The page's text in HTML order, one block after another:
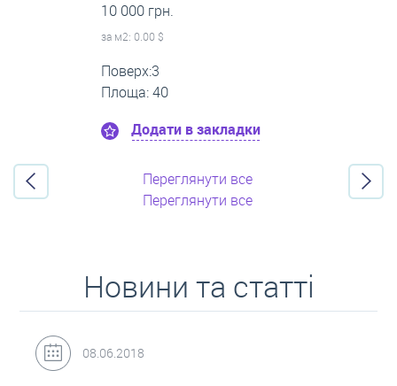
16 000 грн.
за м2: 0.00 $
Поверх:11
Площа: 55
Додати в закладки
Переглянути все
Переглянути все
Новини та статті
31.05.2018